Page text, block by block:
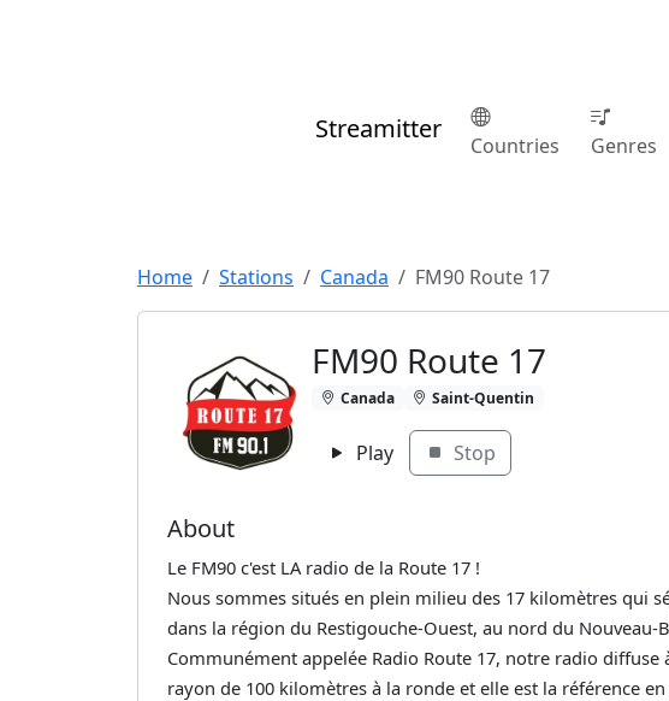
Streamitter
Countries Genres
Home Stations Canada FM90 Route 17
FM90 Route 17
Canada Saint-Quentin
Play Stop
About
Le FM90 c'est LA radio de la Route 17 !
Nous sommes situés en plein milieu des 17 kilomètres qui
dans la région du Restigouche-Ouest, au nord du Nouveau-
Communément appelée Radio Route 17, notre radio diffuse
rayon de 100 kilomètres à la ronde et elle est la référence